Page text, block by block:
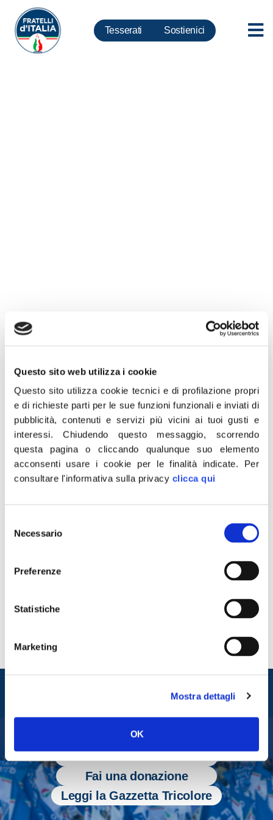
Questo sito web utilizza i cookie
Questo sito utilizza cookie tecnici e di profilazione propri
e di richieste parti per le sue funzioni funzionali e inviati di
pubblicità, contenuti e servizi più vicini ai tuoi gusti e
interessi.Chiudendo questo messaggio, scorrendo
questa pagina o cliccando qualunque suo elemento
acconsenti usare i cookie per le finalità indicate. Per
consultare l'informativa sulla privacy clicca qui
delNecessario
Preferenze
Statistiche
Marketing
Mostra dettagli
OK
Tesserati Sostienici
“Ennesima tragedia del mare. Altri morti si sommano a
italiane, ma non cambia nulla. Il blocco alle partenze, il
così detto blocco navale , e’ ora più che mai necessario,
per evitare che altre uomini, donne e bambini muoiano
ricorrendo il sogno raccontato dai trafficanti senza
scrupoli di esseri umani. Basta dare l’idea che tutti
possano arrivare in italia, basta illudere che tutti vengono
una vita miserevole, spesso con meno dignità dei luoghi
d’origine”.
Fratelli d'Italia
Fai una donazione
Leggi la Gazzetta Tricolore